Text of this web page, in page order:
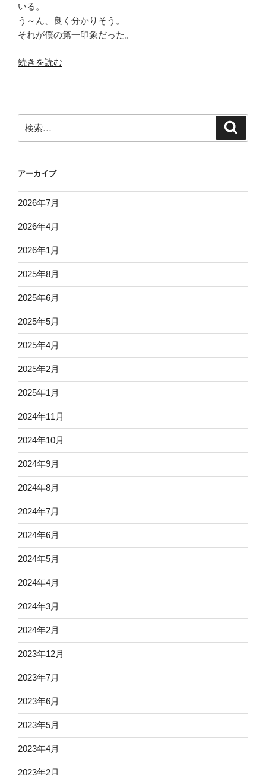
いる。
う～ん、良く分かりそう。
それが僕の第一印象だった。
“思
り
に
撃
つ
ア
イ
ア
ン
井
上
透
著”
の
続きを読む
索:
アーカイブ
2026年7月
2026年4月
2026年1月
2025年8月
2025年6月
2025年5月
2025年4月
2025年2月
2025年1月
2024年11月
2024年10月
2024年9月
2024年8月
2024年7月
2024年6月
2024年5月
2024年4月
2024年3月
2024年2月
2023年12月
2023年7月
2023年6月
2023年5月
2023年4月
2023年2月